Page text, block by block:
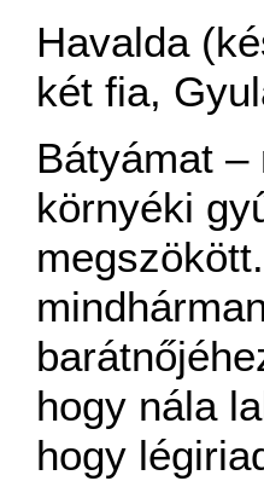
Havalda
két fia,
Bátyámat
környéki
hogy nála
hogy